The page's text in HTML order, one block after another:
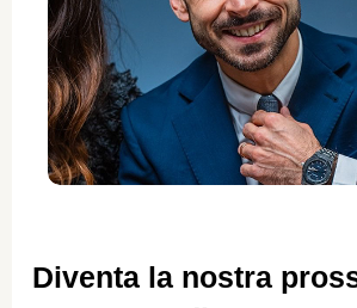
Diventa la nostra